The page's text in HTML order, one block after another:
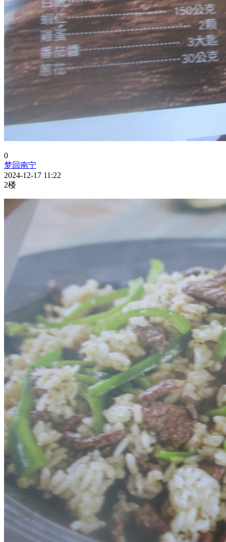
0
梦回南宁
2024-12-17 11:22
2楼